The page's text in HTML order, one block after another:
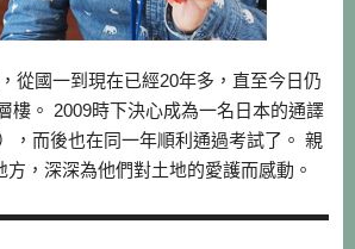
從國一到現在已經20年多，直至今日仍
樓。 2009時下決心成為一名日本的通譯
，而後也在同一年順利通過考試了。 親
方，深深為他們對土地的愛護而感動。